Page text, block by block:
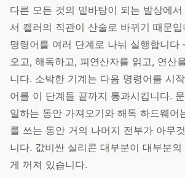
다른 모든 것의 밑바탕이 되는 발상에
서 켈러의 직관이 산술로 바뀌기 때문
명령어를 여러 단계로 나눠 실행합니
오고, 해독하고, 피연산자를 읽고, 연산
니다. 소박한 기계는 다음 명령어를 시
어를 이 단계들 끝까지 통과시킵니다.
일하는 동안 가져오기와 해독 하드웨어
를 쓰는 동안 거의 나머지 전부가 아무
니다. 값비싼 실리콘 대부분이 대부분
게 꺼져 있습니다.